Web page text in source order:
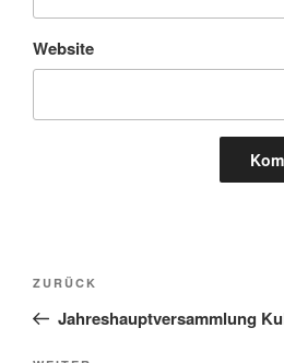
Website
Beitragsnavigation
Vorheriger
Beitrag
ZURÜCK
Jahreshauptversammlung